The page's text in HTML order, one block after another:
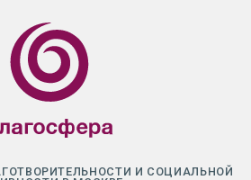
И СОЦИАЛЬНОЙ